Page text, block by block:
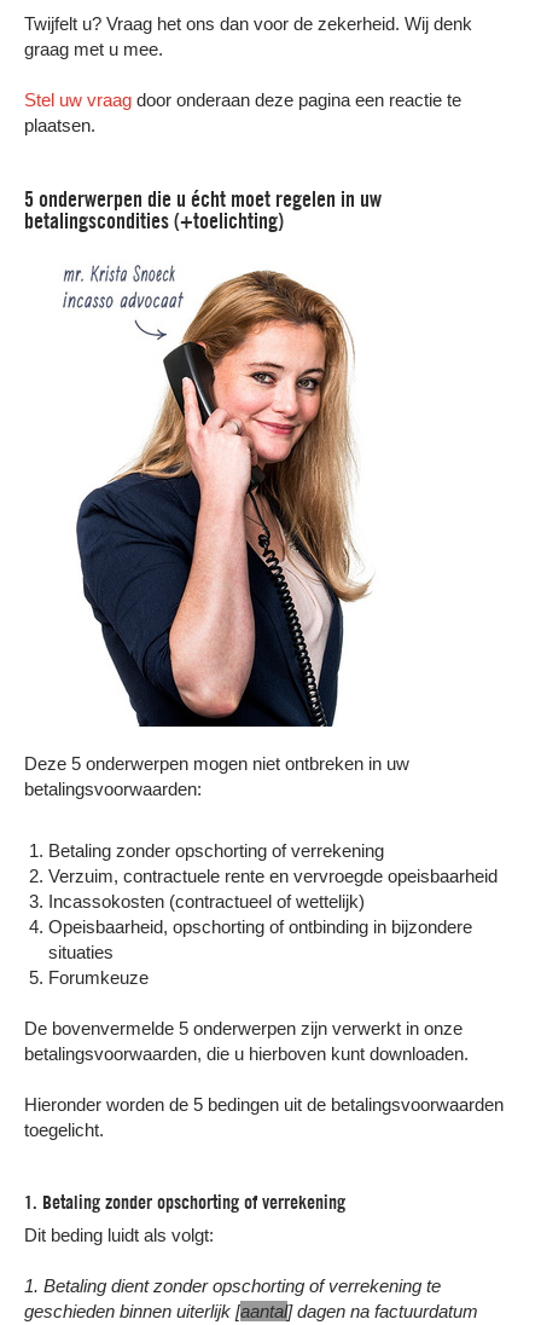
Twijfelt u? Vraag het ons dan voor de zekerheid. Wij denk
graag met u mee.
Stel uw vraag door onderaan deze pagina een reactie te
plaatsen.
5 onderwerpen die u écht moet regelen in uw
betalingscondities (+toelichting)
Deze 5 onderwerpen mogen niet ontbreken in uw
betalingsvoorwaarden:
Betaling zonder opschorting of verrekening
Verzuim, contractuele rente en vervroegde opeisbaarheid
Incassokosten (contractueel of wettelijk)
Opeisbaarheid, opschorting of ontbinding in bijzondere
situaties
Forumkeuze
De bovenvermelde 5 onderwerpen zijn verwerkt in onze
betalingsvoorwaarden, die u hierboven kunt downloaden.
Hieronder worden de 5 bedingen uit de betalingsvoorwaarden
toegelicht.
1. Betaling zonder opschorting of verrekening
Dit beding luidt als volgt:
1. Betaling dient zonder opschorting of verrekening te
geschieden binnen uiterlijk [aantal] dagen na factuurdatum